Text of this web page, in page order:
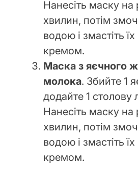
Нанесіть маску на
хвилин, потім
водою і змастіть
кремом.
Маска з яєчного
молока. Збийте 1
додайте 1
Нанесіть маску на
хвилин, потім
водою і змастіть
кремом.